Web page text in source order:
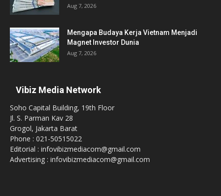
Aug 7, 2026
Mengapa Budaya Kerja Vietnam Menjadi
Magnet Investor Dunia
Aug 7, 2026
Vibiz Media Network
Soho Capital Building, 19th Floor
Jl. S. Parman Kav 28
Grogol, Jakarta Barat
Phone : 021-50515022
Editorial : infovibizmediacom@gmail.com
Advertising : infovibizmediacom@gmail.com